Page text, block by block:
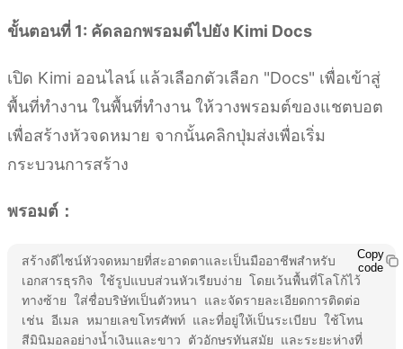
ขั้นตอนที่ 1: คัดลอกพรอมต์ไปยัง Kimi Docs
เปิด Kimi ออนไลน์ แล้วเลือกตัวเลือก "Docs" เพื่อเข้าสู่
พื้นที่ทำงาน ในพื้นที่ทำงาน ให้วางพรอมต์ของแชตบอต
เพื่อสร้างหัวจดหมาย จากนั้นคลิกปุ่มส่งเพื่อเริ่ม
กระบวนการสร้าง
พรอมต์：
สร้างดีไซน์หัวจดหมายที่สะอาดตาและเป็นมืออาชีพสำหรับ
เอกสารธุรกิจ ใช้รูปแบบส่วนหัวเรียบง่าย โดยเว้นพื้นที่โลโก้ไว้
ทางซ้าย ใส่ชื่อบริษัทเป็นตัวหนา และจัดรายละเอียดการติดต่อ
เช่น อีเมล หมายเลขโทรศัพท์ และที่อยู่ให้เป็นระเบียบ ใช้โทน
สีมินิมอลอย่างน้ำเงินและขาว ตัวอักษรทันสมัย และระยะห่างที่
Copy
code